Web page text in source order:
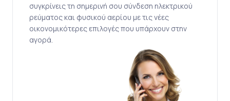
συγκρίνεις τη σημερινή σου σύνδεση ηλεκτρικού
ρεύματος και φυσικού αερίου με τις νέες
οικονομικότερες επιλογές που υπάρχουν στην
αγορά.